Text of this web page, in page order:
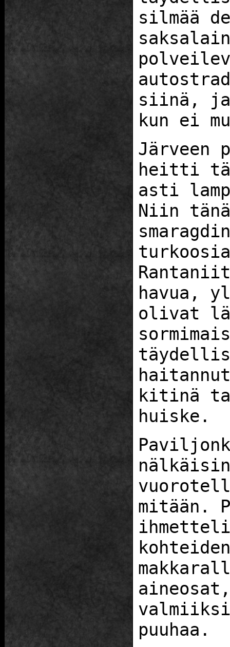
silmää
siinä, ja
kun ei
Järveen
heitti
asti
Niin
havua,
olivat
kitinä
huiske.
mitään.
puuhaa.